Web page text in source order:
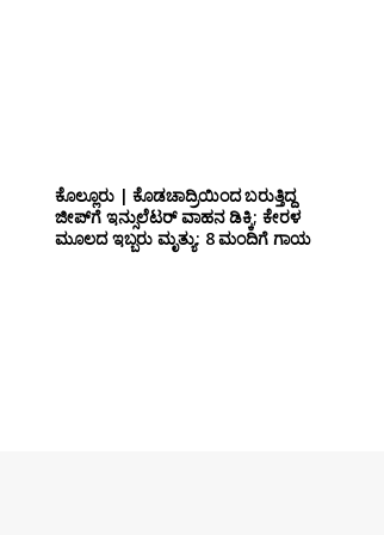
ಕೊಲ್ಲೂರು | ಕೊಡಚಾದ್ರಿಯಿಂದ ಬರುತ್ತಿದ್ದ
ಜೀಪ್‌ಗೆ ಇನ್ಸುಲೆಟರ್ ವಾಹನ ಡಿಕ್ಕಿ; ಕೇರಳ
ಮೂಲದ ಇಬ್ಬರು ಮೃತ್ಯು: 8 ಮಂದಿಗೆ ಗಾಯ